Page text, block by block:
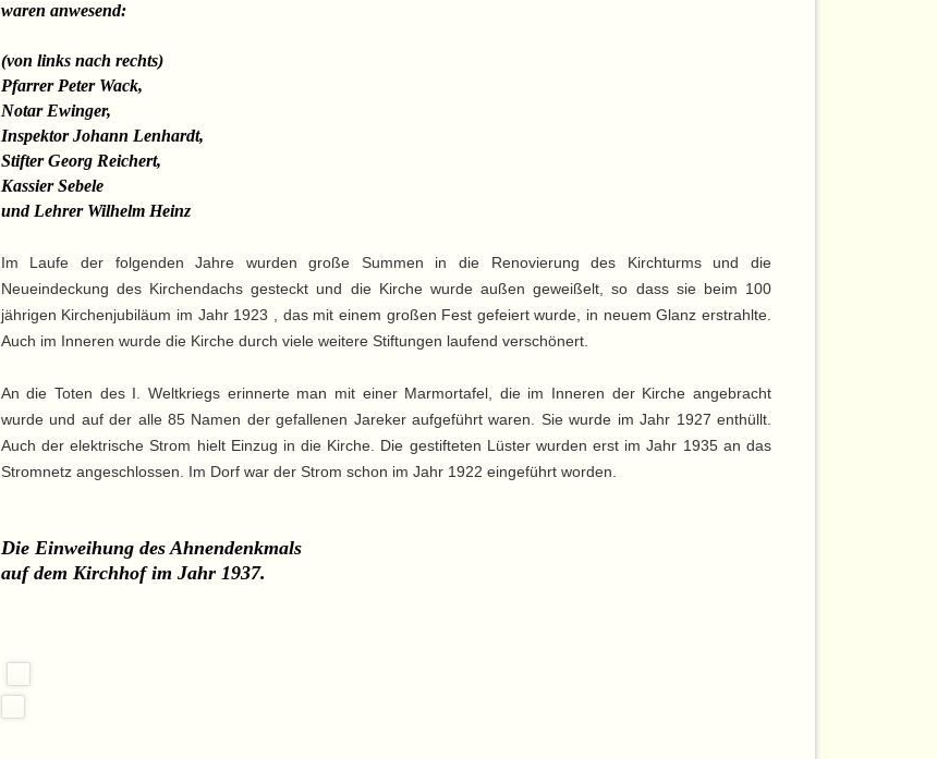
waren anwesend:
(von links nach rechts)
Pfarrer Peter Wack,
Notar Ewinger,
Inspektor Johann Lenhardt,
Stifter Georg Reichert,
Kassier Sebele
und Lehrer Wilhelm Heinz
Im Laufe der folgenden Jahre wurden große Summen in die Renovierung des Kirchturms und die
Neueindeckung des Kirchendachs gesteckt und die Kirche wurde außen geweißelt, so dass sie beim 100
jährigen Kirchenjubiläum im Jahr 1923 , das mit einem großen Fest gefeiert wurde, in neuem Glanz erstrahlte.
Auch im Inneren wurde die Kirche durch viele weitere Stiftungen laufend verschönert.
An die Toten des I. Weltkriegs erinnerte man mit einer Marmortafel, die im Inneren der Kirche angebracht
wurde und auf der alle 85 Namen der gefallenen Jareker aufgeführt waren. Sie wurde im Jahr 1927 enthüllt.
Auch der elektrische Strom hielt Einzug in die Kirche. Die gestifteten Lüster wurden erst im Jahr 1935 an das
Stromnetz angeschlossen. Im Dorf war der Strom schon im Jahr 1922 eingeführt worden.
Die Einweihung des Ahnendenkmals
auf dem Kirchhof im Jahr 1937.